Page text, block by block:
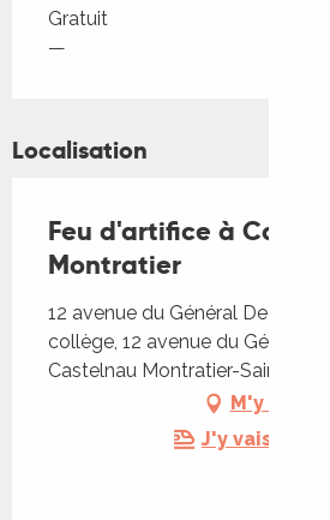
Tarifs 2026
Gratuit
—
Localisation
Feu d'artifice à
Montratier
12 avenue du Général De
collège, 12 avenue du Général
Castelnau Montratier-Sainte
M'y rendre
J'y vais en